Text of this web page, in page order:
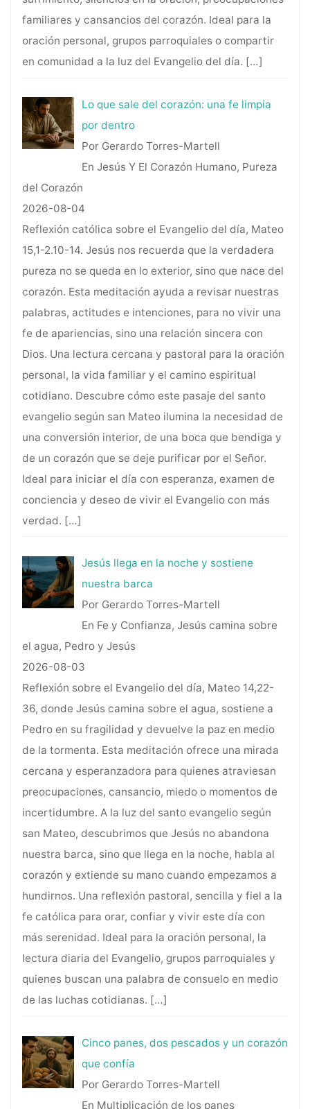
familiares y cansancios del corazón. Ideal para la
oración personal, grupos parroquiales o compartir
en comunidad a la luz del Evangelio del día. […]
Lo que sale del corazón: una fe limpia
por dentro
Por Gerardo Torres-Martell
En Jesús Y El Corazón Humano, Pureza
del Corazón
2026-08-04
Reflexión católica sobre el Evangelio del día, Mateo
15,1-2.10-14. Jesús nos recuerda que la verdadera
pureza no se queda en lo exterior, sino que nace del
corazón. Esta meditación ayuda a revisar nuestras
palabras, actitudes e intenciones, para no vivir una
fe de apariencias, sino una relación sincera con
Dios. Una lectura cercana y pastoral para la oración
personal, la vida familiar y el camino espiritual
cotidiano. Descubre cómo este pasaje del santo
evangelio según san Mateo ilumina la necesidad de
una conversión interior, de una boca que bendiga y
de un corazón que se deje purificar por el Señor.
Ideal para iniciar el día con esperanza, examen de
conciencia y deseo de vivir el Evangelio con más
verdad. […]
Jesús llega en la noche y sostiene
nuestra barca
Por Gerardo Torres-Martell
En Fe y Confianza, Jesús camina sobre
el agua, Pedro y Jesús
2026-08-03
Reflexión sobre el Evangelio del día, Mateo 14,22-
36, donde Jesús camina sobre el agua, sostiene a
Pedro en su fragilidad y devuelve la paz en medio
de la tormenta. Esta meditación ofrece una mirada
cercana y esperanzadora para quienes atraviesan
preocupaciones, cansancio, miedo o momentos de
incertidumbre. A la luz del santo evangelio según
san Mateo, descubrimos que Jesús no abandona
nuestra barca, sino que llega en la noche, habla al
corazón y extiende su mano cuando empezamos a
hundirnos. Una reflexión pastoral, sencilla y fiel a la
fe católica para orar, confiar y vivir este día con
más serenidad. Ideal para la oración personal, la
lectura diaria del Evangelio, grupos parroquiales y
quienes buscan una palabra de consuelo en medio
de las luchas cotidianas. […]
Cinco panes, dos pescados y un corazón
que confía
Por Gerardo Torres-Martell
En Multiplicación de los panes